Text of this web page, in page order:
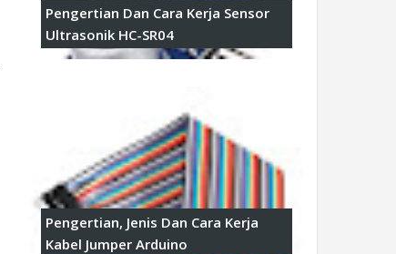
Pengertian Dan Cara Kerja Sensor
Ultrasonik HC-SR04
Pengertian, Jenis Dan Cara Kerja
Kabel Jumper Arduino